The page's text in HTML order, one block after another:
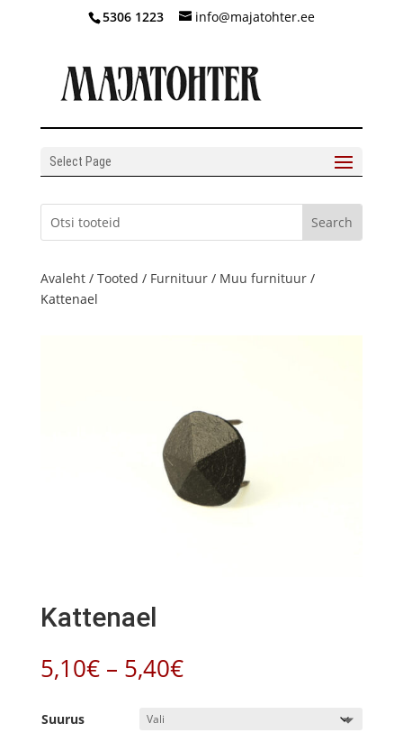
5306 1223 info@majatohter.ee
Select Page
Avaleht/ Tooted / Furnituur/ Muu furnituur/
Kattenael
Kattenael
5,10€ – 5,40€Hinnavahemik:
5,10€
Suurus